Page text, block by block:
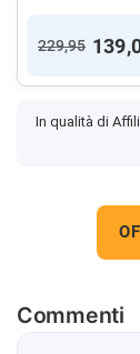
229,95
In qualità di
Commenti